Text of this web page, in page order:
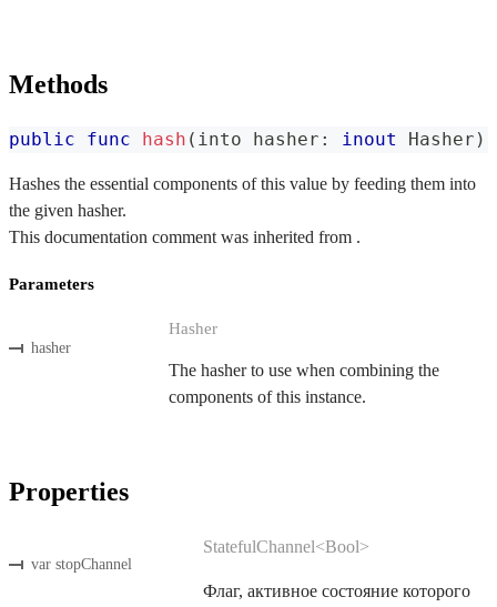
Methods
public func hash ( into hasher : inout Hasher )
Hashes the essential components of this value by feeding them into
the given hasher.
This documentation comment was inherited from .
Parameters
hasher
Hasher
The hasher to use when combining the
components of this instance.
Properties
var stopChannel
StatefulChannel<Bool>
Флаг, активное состояние которого